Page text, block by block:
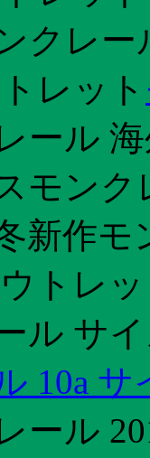
クレ
レット
ール
モンク
新作
トレ
ル サ
10a サ
ール